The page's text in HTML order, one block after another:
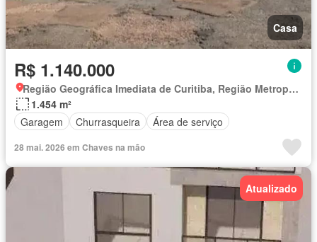
Casa
R$ 1.140.000
Região Geográfica Imediata de Curitiba, Região Metropolitana de Curitiba
1.454 m²
Garagem
Churrasqueira Área de serviço
28 mai. 2026 em Chaves na mão
Atualizado